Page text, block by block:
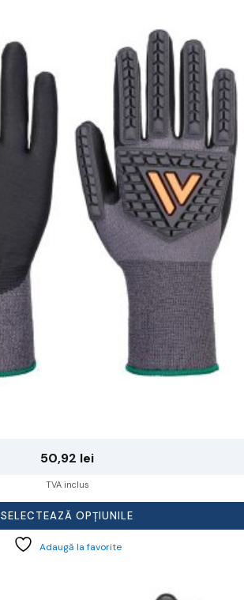
50,92 lei
TVA inclus
SELECTEAZĂ OPȚIUNILE
Adaugă la favorite